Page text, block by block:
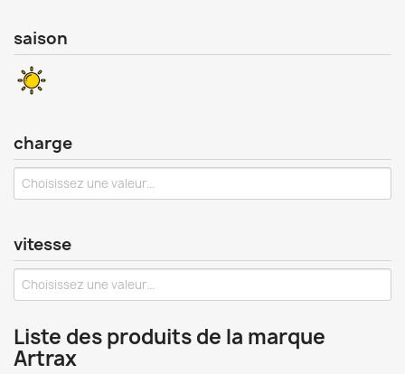
saison
charge
vitesse
Liste des produits de la marque
Artrax